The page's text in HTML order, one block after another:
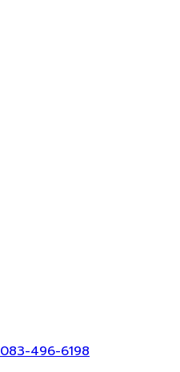
083-496-6198